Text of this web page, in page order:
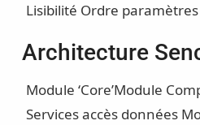
Lisibilité Ordre paramètres
Architecture
Module ‘Core’Module
Services accès données